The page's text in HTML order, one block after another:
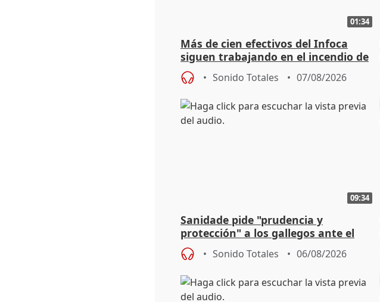
01:34
Más de cien efectivos del Infoca
siguen trabajando en el incendio de
Niebla (Huelva)
Sonido Totales 07/08/2026
09:34
Sanidade pide "prudencia y
protección" a los gallegos ante el
eclipse del 12 de agosto
Sonido Totales 06/08/2026